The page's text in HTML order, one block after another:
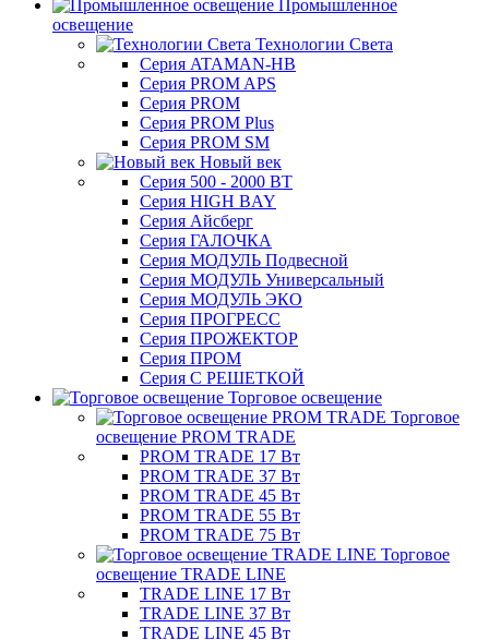
Промышленное
освещение
Технологии Света
Серия ATAMAN-HB
Серия PROM APS
Серия PROM
Серия PROM Plus
Серия PROM SM
Новый век
Серия 500 - 2000 ВТ
Серия HIGH BAY
Серия Айсберг
Серия ГАЛОЧКА
Серия МОДУЛЬ Подвесной
Серия МОДУЛЬ Универсальный
Серия МОДУЛЬ ЭКО
Серия ПРОГРЕСС
Серия ПРОЖЕКТОР
Серия ПРОМ
Серия С РЕШЕТКОЙ
Торговое освещение
Торговое
освещение PROM TRADE
PROM TRADE 17 Вт
PROM TRADE 37 Вт
PROM TRADE 45 Вт
PROM TRADE 55 Вт
PROM TRADE 75 Вт
Торговое
освещение TRADE LINE
TRADE LINE 17 Вт
TRADE LINE 37 Вт
TRADE LINE 45 Вт